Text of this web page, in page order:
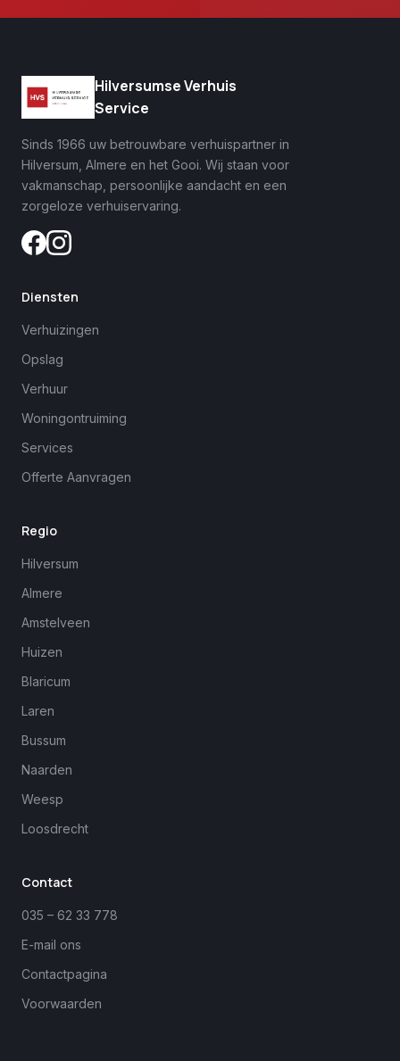
Hilversumse Verhuis
Service
Sinds 1966 uw betrouwbare verhuispartner in
Hilversum, Almere en het Gooi. Wij staan voor
vakmanschap, persoonlijke aandacht en een
zorgeloze verhuiservaring.
Diensten
Verhuizingen
Opslag
Verhuur
Woningontruiming
Services
Offerte Aanvragen
Regio
Hilversum
Almere
Amstelveen
Huizen
Blaricum
Laren
Bussum
Naarden
Weesp
Loosdrecht
Contact
035 – 62 33 778
E-mail ons
Contactpagina
Voorwaarden
Margreet